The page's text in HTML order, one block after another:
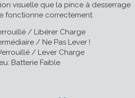
visuelle que la pince à desserrage
fonctionne correctement.
/ Libérer Charge
/ Ne Pas Lever !
/ Lever Charge
Batterie Faible